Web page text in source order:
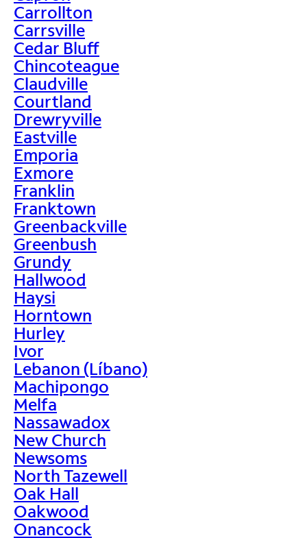
Carrollton
Carrsville
Cedar Bluff
Chincoteague
Claudville
Courtland
Drewryville
Eastville
Emporia
Exmore
Franklin
Franktown
Greenbackville
Greenbush
Grundy
Hallwood
Haysi
Horntown
Hurley
Ivor
Lebanon (Líbano)
Machipongo
Melfa
Nassawadox
New Church
Newsoms
North Tazewell
Oak Hall
Oakwood
Onancock